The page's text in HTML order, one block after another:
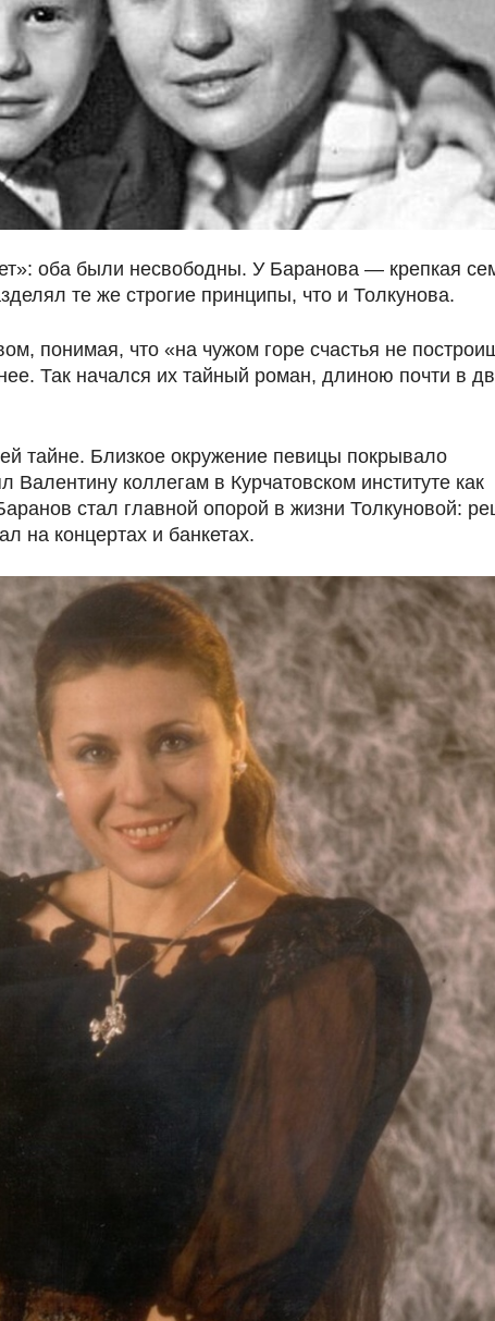
оба были несвободны. У Баранова — крепкая
те же строгие принципы, что и Толкунова.
понимая, что «на чужом горе счастья не
Так начался их тайный роман, длиною почти в
тайне. Близкое окружение певицы покрывало
коллегам в Курчатовском институте как
стал главной опорой в жизни Толкуновой:
на концертах и банкетах.